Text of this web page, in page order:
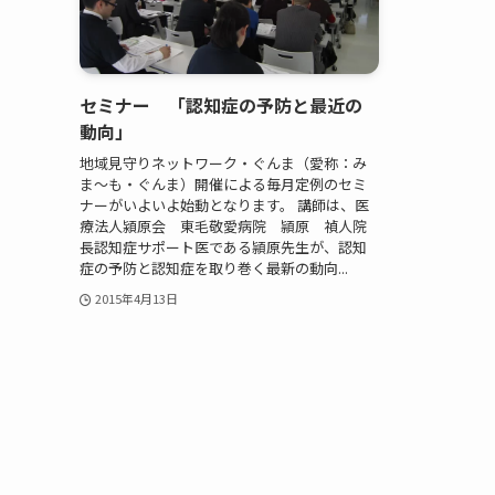
セミナー 「認知症の予防と最近の
動向」
地域見守りネットワーク・ぐんま（愛称：み
ま～も・ぐんま）開催による毎月定例のセミ
ナーがいよいよ始動となります。 講師は、医
療法人潁原会 東毛敬愛病院 頴原 禎人院
長認知症サポート医である頴原先生が、認知
症の予防と認知症を取り巻く最新の動向...
2015年4月13日